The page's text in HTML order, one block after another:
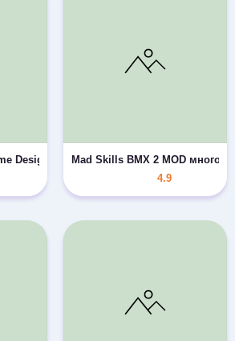
Design MOD много монет/камней
Mad Skills BMX 2 MOD много
4.9